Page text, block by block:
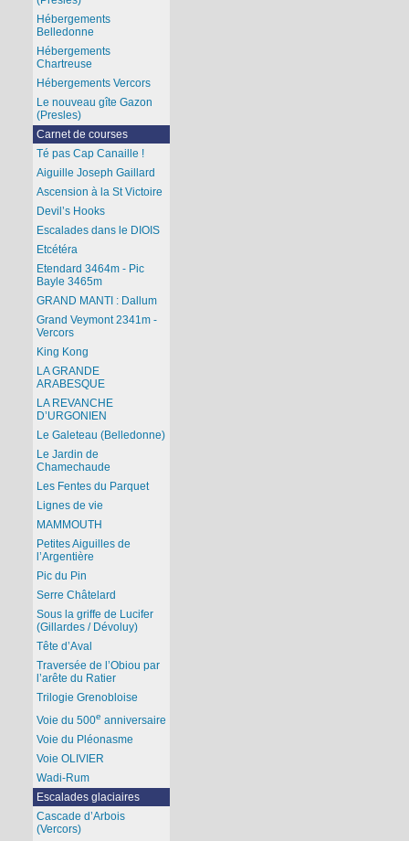
Hébergements
Belledonne
Hébergements
Chartreuse
Hébergements Vercors
Le nouveau gîte Gazon
(Presles)
Carnet de courses
Té pas Cap Canaille !
Aiguille Joseph Gaillard
Ascension à la St Victoire
Devil’s Hooks
Escalades dans le DIOIS
Etcétéra
Etendard 3464m - Pic
Bayle 3465m
GRAND MANTI : Dallum
Grand Veymont 2341m -
Vercors
King Kong
LA GRANDE
ARABESQUE
LA REVANCHE
D’URGONIEN
Le Galeteau (Belledonne)
Le Jardin de
Chamechaude
Les Fentes du Parquet
Lignes de vie
MAMMOUTH
Petites Aiguilles de
l’Argentière
Pic du Pin
Serre Châtelard
Sous la griffe de Lucifer
(Gillardes / Dévoluy)
Tête d’Aval
Traversée de l’Obiou par
l’arête du Ratier
Trilogie Grenobloise
Voie du 500e anniversaire
Voie du Pléonasme
Voie OLIVIER
Wadi-Rum
Escalades glaciaires
Cascade d’Arbois
(Vercors)